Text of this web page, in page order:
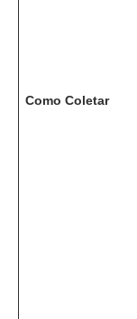
Como Coletar